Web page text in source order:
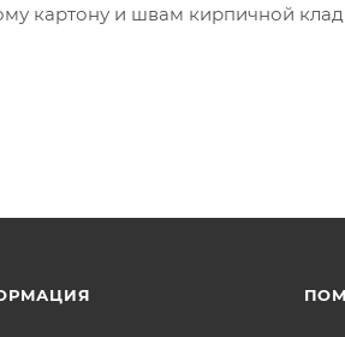
картону и швам кирпичной